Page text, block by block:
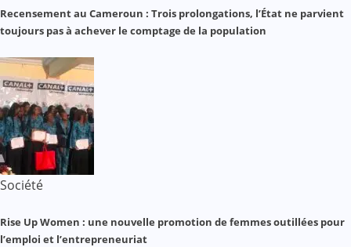
Recensement au Cameroun : Trois prolongations, l’État ne parvient
toujours pas à achever le comptage de la population
Société
Rise Up Women : une nouvelle promotion de femmes outillées pour
l’emploi et l’entrepreneuriat